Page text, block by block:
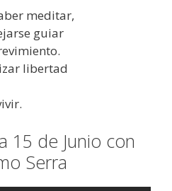
meditar,
guiar
libertad
15 de Junio con
Serra